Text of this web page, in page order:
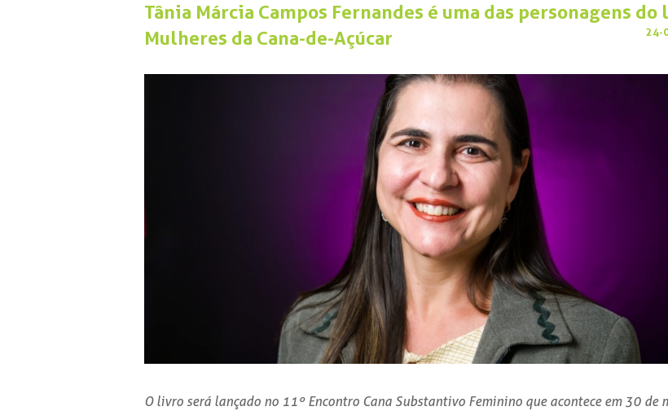
Tânia Márcia Campos Fernandes é uma das personagens
Mulheres da Cana-de-Açúcar
24-
O livro será lançado no 11º Encontro Cana Substantivo Feminino que acontece em 30 de